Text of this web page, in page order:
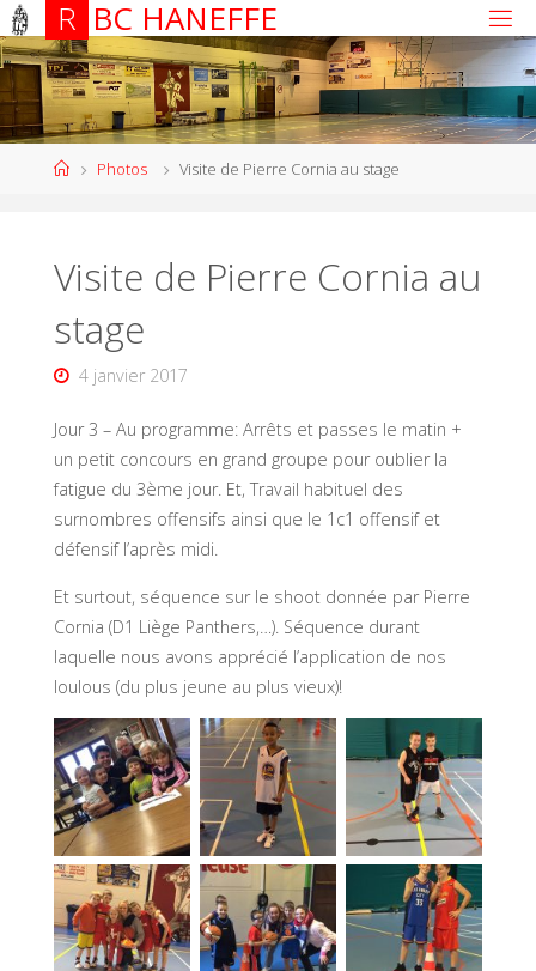
R BC HANEFFE
Photos Visite de Pierre Cornia au stage
Visite de Pierre Cornia au
stage
4 janvier 2017
Jour 3 – Au programme: Arrêts et passes le matin +
un petit concours en grand groupe pour oublier la
fatigue du 3ème jour. Et, Travail habituel des
surnombres offensifs ainsi que le 1c1 offensif et
défensif l’après midi.
Et surtout, séquence sur le shoot donnée par Pierre
Cornia (D1 Liège Panthers,…). Séquence durant
laquelle nous avons apprécié l’application de nos
loulous (du plus jeune au plus vieux)!